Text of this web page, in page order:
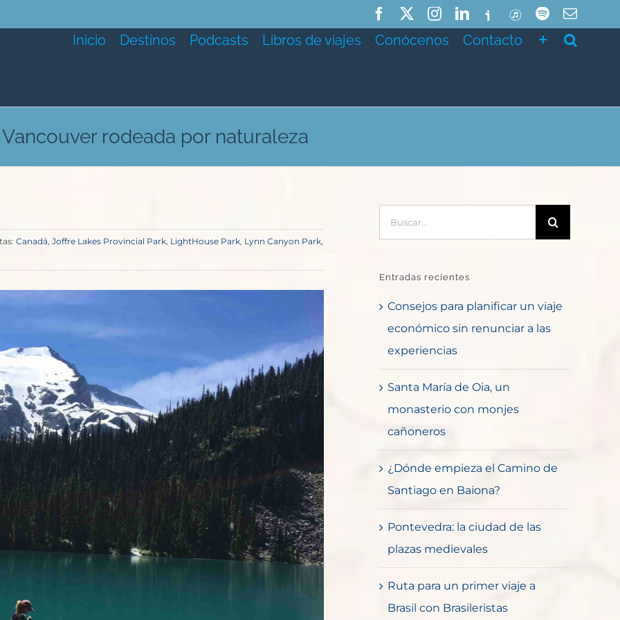
FacebookInstagramLinkedIn
IvooxITunesSpotifyCorreo
Inicio Destinos Podcasts Libros de viajes Conócenos Contacto
Vancouver rodeada por naturaleza
Canadá, Joffre Lakes Provincial Park, LightHouse Park, Lynn Canyon Park,
Entradas recientes
Consejos para planificar un viaje
económico sin renunciar a las
experiencias
Santa María de Oia, un
monasterio con monjes
cañoneros
¿Dónde empieza el Camino de
Santiago en Baiona?
Pontevedra: la ciudad de las
plazas medievales
Ruta para un primer viaje a
Brasil con Brasileristas